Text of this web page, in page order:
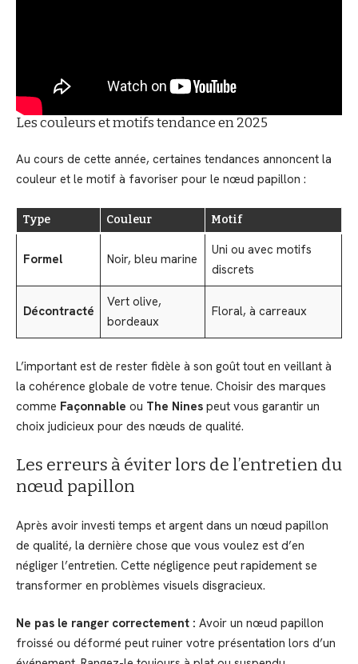
Les couleurs et motifs tendance en 2025
Au cours de cette année, certaines tendances annoncent la
couleur et le motif à favoriser pour le nœud papillon :
Type Couleur Motif
Formel Noir, bleu marine
Uni ou avec motifs
discrets
Décontracté
Vert olive,
bordeaux
Floral, à carreaux
L’important est de rester fidèle à son goût tout en veillant à
la cohérence globale de votre tenue. Choisir des marques
comme Façonnable ou The Nines peut vous garantir un
choix judicieux pour des nœuds de qualité.
Les erreurs à éviter lors de l’entretien du
nœud papillon
Après avoir investi temps et argent dans un nœud papillon
de qualité, la dernière chose que vous voulez est d’en
négliger l’entretien. Cette négligence peut rapidement se
transformer en problèmes visuels disgracieux.
Ne pas le ranger correctement : Avoir un nœud papillon
froissé ou déformé peut ruiner votre présentation lors d’un